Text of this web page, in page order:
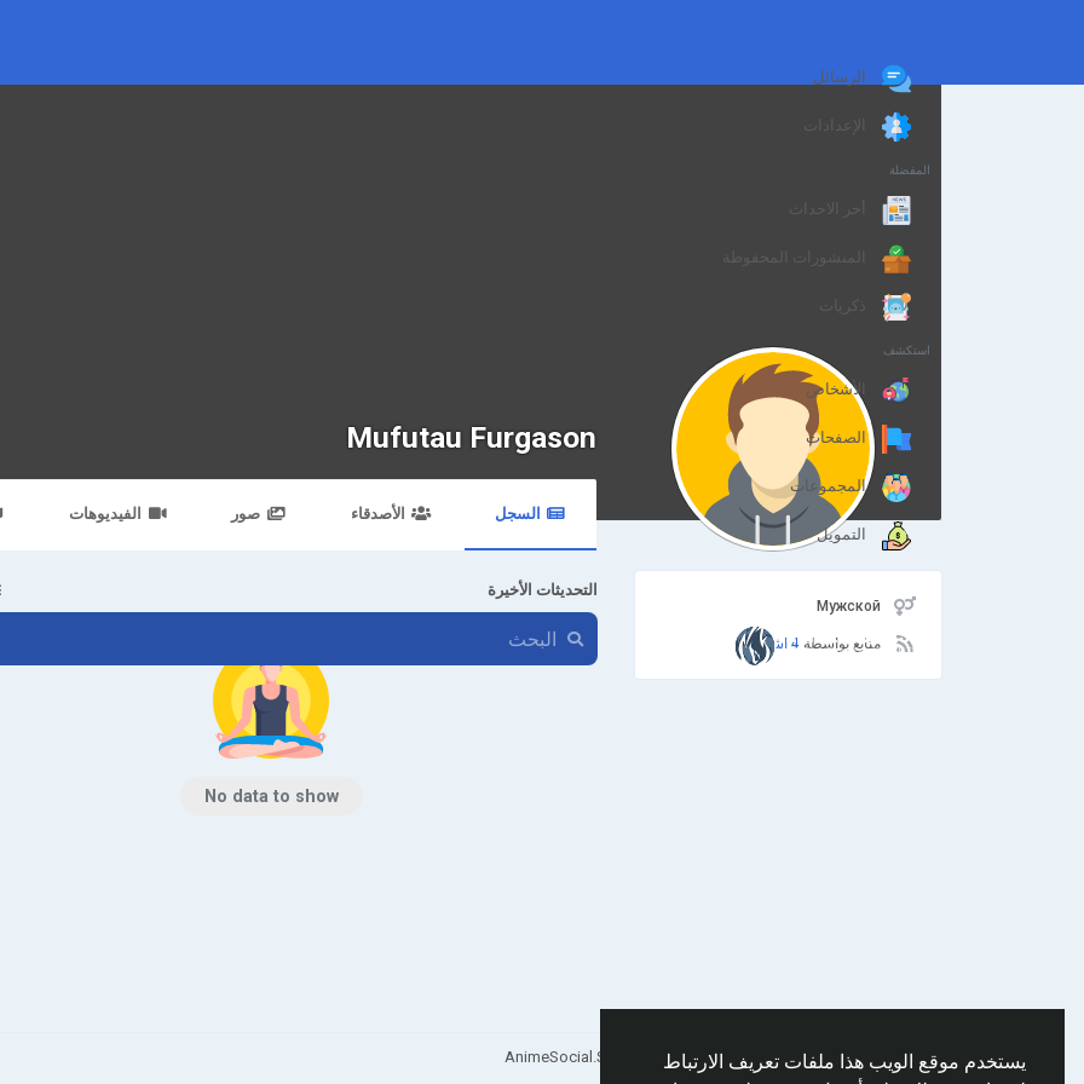
يستخدم موقع الويب هذا ملفات تعريف الارتباط
الرسائل
الإعدادات
المفضلة
أخر الاحداث
المنشورات المحفوظة
ذكريات
استكشف
الأشخاص
الصفحات
المجموعات
التمويل
Mufutau Furgason
السجل الأصدقاء صور الفيديوهات
Мужской
متابع بواسطة 4 اشخاص
التحديثات الأخيرة
No data to show
© 2026 AnimeSocial.SU - Первая аниме сеть!
Arabic